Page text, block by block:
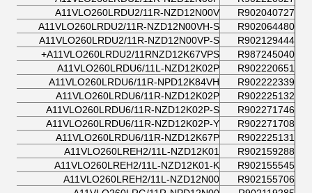
R902040727
A11VLO260LRDU2/11R-NZD12N00V
R902064480
A11VLO260LRDU2/11R-NZD12N00VH-S
R902129444
A11VLO260LRDU2/11R-NZD12N00VP-S
R987245040
A11VLO260LRDU2/11RNZD12K67VPS+
R902220651
A11VLO260LRDU6/11L-NZD12K02P
R902222339
A11VLO260LRDU6/11R-NPD12K84VH
R902225132
A11VLO260LRDU6/11R-NZD12K02P
R902271746
A11VLO260LRDU6/11R-NZD12K02P-S
R902271708
A11VLO260LRDU6/11R-NZD12K02P-Y
R902225131
A11VLO260LRDU6/11R-NZD12K67P
R902159288
A11VLO260LREH2/11L-NZD12K01
R902155545
A11VLO260LREH2/11L-NZD12K01-K
R902155706
A11VLO260LREH2/11L-NZD12N00